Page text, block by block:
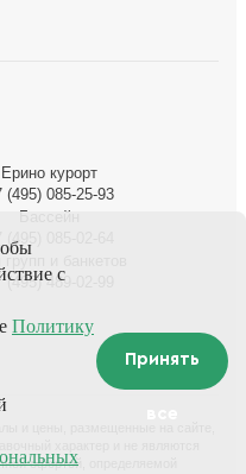
Ерино курорт
(495) 085-25-93
Бассейн
(495) 085-02-64
и банкетов
(495) 489-02-99
и цены, размещенные на сайте,
офертой, определяемой
с
Политику
Принять